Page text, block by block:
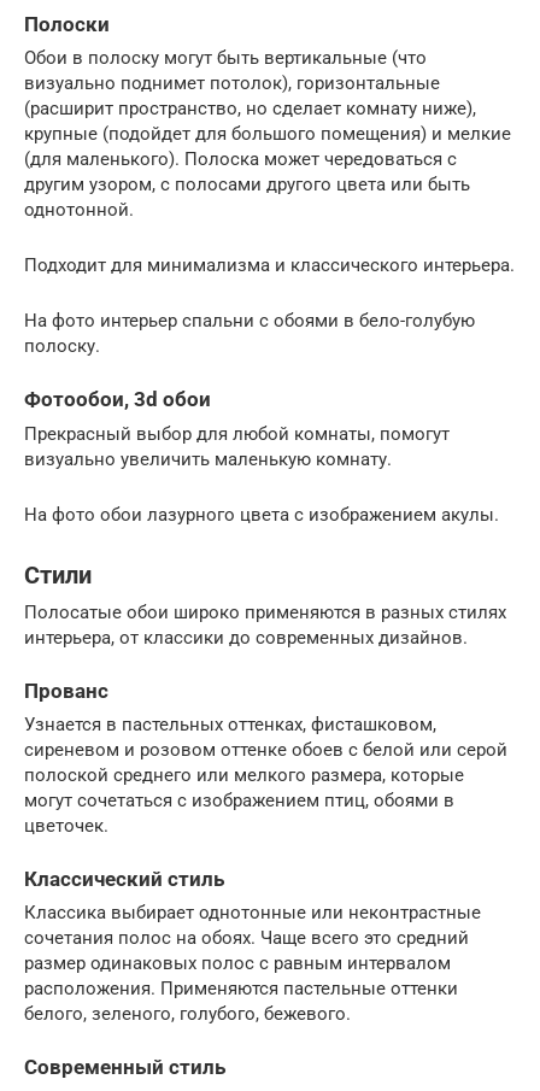
Полоски
Обои в полоску могут быть вертикальные (что
визуально поднимет потолок), горизонтальные
(расширит пространство, но сделает комнату ниже),
крупные (подойдет для большого помещения) и мелкие
(для маленького). Полоска может чередоваться с
другим узором, с полосами другого цвета или быть
однотонной.
Подходит для минимализма и классического интерьера.
На фото интерьер спальни с обоями в бело-голубую
полоску.
Фотообои, 3d обои
Прекрасный выбор для любой комнаты, помогут
визуально увеличить маленькую комнату.
На фото обои лазурного цвета с изображением акулы.
Стили
Полосатые обои широко применяются в разных стилях
интерьера, от классики до современных дизайнов.
Прованс
Узнается в пастельных оттенках, фисташковом,
сиреневом и розовом оттенке обоев с белой или серой
полоской среднего или мелкого размера, которые
могут сочетаться с изображением птиц, обоями в
цветочек.
Классический стиль
Классика выбирает однотонные или неконтрастные
сочетания полос на обоях. Чаще всего это средний
размер одинаковых полос с равным интервалом
расположения. Применяются пастельные оттенки
белого, зеленого, голубого, бежевого.
Современный стиль